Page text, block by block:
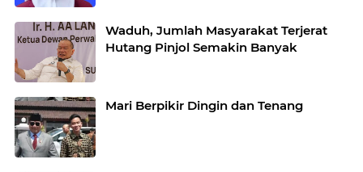
Waduh, Jumlah Masyarakat Terjerat
Hutang Pinjol Semakin Banyak
Mari Berpikir Dingin dan Tenang